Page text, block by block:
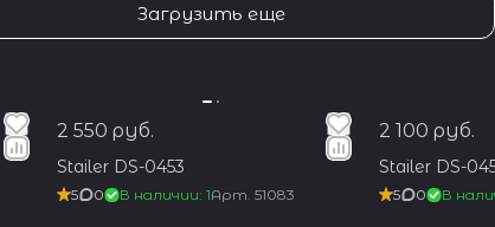
Загрузить еще
2 550 руб.
Stailer DS-0453
5 0 В наличии: 1Арт.51083
2 100 руб.
Stailer DS-
5 0 В